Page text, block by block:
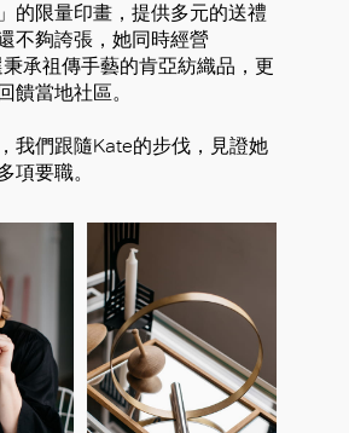
的限量印畫，提供多元的送禮
不夠誇張，她同時經營
秉承祖傳手藝的肯亞紡織品，更
饋當地社區。
我們跟隨Kate的步伐，見證她
項要職。